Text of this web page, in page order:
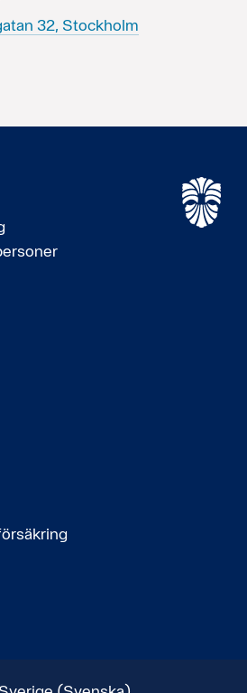
32, Stockholm